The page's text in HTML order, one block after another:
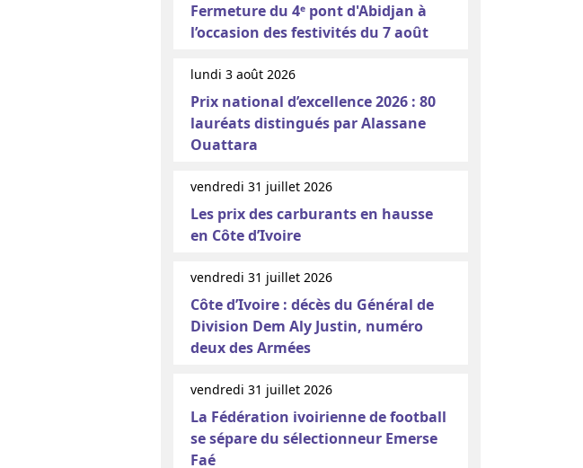
Fermeture du 4ᵉ pont d'Abidjan à
l’occasion des festivités du 7 août
lundi 3 août 2026
Prix national d’excellence 2026 : 80
lauréats distingués par Alassane
Ouattara
vendredi 31 juillet 2026
Les prix des carburants en hausse
en Côte d’Ivoire
vendredi 31 juillet 2026
Côte d’Ivoire : décès du Général de
Division Dem Aly Justin, numéro
deux des Armées
vendredi 31 juillet 2026
La Fédération ivoirienne de football
se sépare du sélectionneur Emerse
Faé